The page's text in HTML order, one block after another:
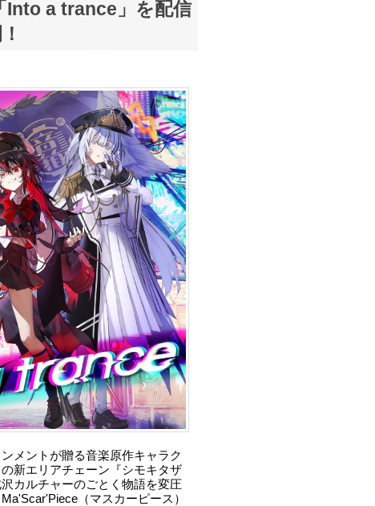
Into a trance」を配信
メントが贈る音楽原作キャラク
新エリアチェーン『シモキタザ
カルチャーのごとく物語を変圧
（マスカーピース）